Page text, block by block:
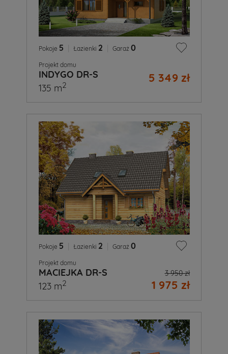
Pokoje 5 Łazienki 2 Garaż 0
Projekt domu
INDYGO DR-S 5 349 zł
135 m2
Pokoje 5 Łazienki 2 Garaż 0
Projekt domu
MACIEJKA DR-S 3 950 zł
1 975 zł
123 m2